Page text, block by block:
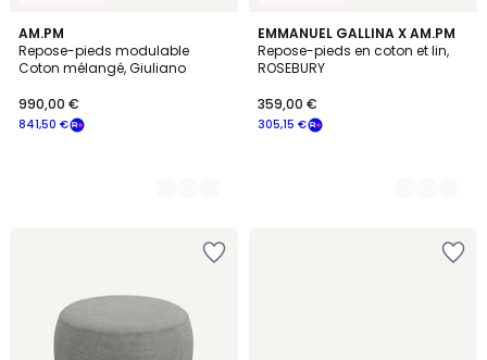
AM.PM
Repose-pieds modulable
Coton mélangé, Giuliano
841,50 €
990,00 €
4
Couleurs
EMMANUEL GALLINA X AM.PM
Repose-pieds en coton et lin,
ROSEBURY
305,15 €
359,00 €
4
Couleurs